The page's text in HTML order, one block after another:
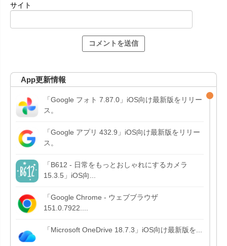
サイト
App更新情報
「Google フォト 7.87.0」iOS向け最新版をリリー
ス。
「Google アプリ 432.9」iOS向け最新版をリリー
ス。
「B612 - 日常をもっとおしゃれにするカメラ
15.3.5」iOS向...
「Google Chrome - ウェブブラウザ
151.0.7922....
「Microsoft OneDrive 18.7.3」iOS向け最新版を...